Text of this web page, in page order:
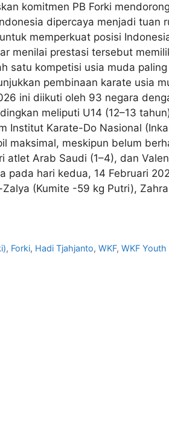
komitmen PB Forki
dipercaya menjadi tuan
memperkuat posisi
menilai prestasi tersebut
satu kompetisi usia muda paling
pembinaan karate usia
ini diikuti oleh 93 negara
meliputi U14 (12–13
Institut Karate-Do Nasional
maksimal, meskipun belum
atlet Arab Saudi (1–4), dan
pada hari kedua, 14 Februari
(Kumite -59 kg Putri),
, Forki, Hadi Tjahjanto,WKF,WKF Youth